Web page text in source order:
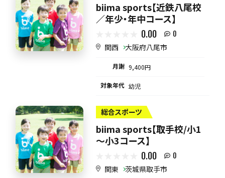
biima sports【近鉄八尾校
／年少・年中コース】
0.00 0
関西 大阪府八尾市
月謝 9,400円
対象年代 幼児
総合スポーツ
biima sports【取手校/小1
～小3コース】
0.00 0
関東 茨城県取手市